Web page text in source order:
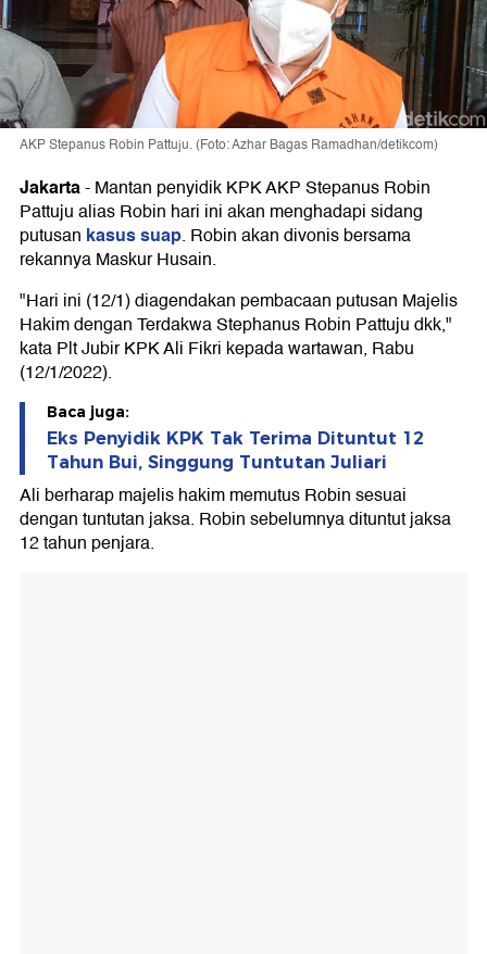
AKP Stepanus Robin Pattuju. (Foto: Azhar Bagas Ramadhan/detikcom)
Jakarta-Mantan penyidik KPK AKP Stepanus Robin
Pattuju alias Robin hari ini akan menghadapi sidang
putusan kasus suap. Robin akan divonis bersama
rekannya Maskur Husain.
"Hari ini (12/1) diagendakan pembacaan putusan Majelis
Hakim dengan Terdakwa Stephanus Robin Pattuju dkk,"
kata Plt Jubir KPK Ali Fikri kepada wartawan, Rabu
(12/1/2022).
Baca juga:
Eks Penyidik KPK Tak Terima Dituntut 12
Tahun Bui, Singgung Tuntutan Juliari
Ali berharap majelis hakim memutus Robin sesuai
dengan tuntutan jaksa. Robin sebelumnya dituntut jaksa
12 tahun penjara.